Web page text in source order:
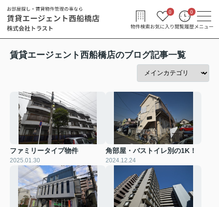
物件検索お気に入り
0
閲覧履歴
0
メニュー
賃貸エージェント西船橋店のブログ記事一覧
ファミリータイプ物件
2025.01.30
角部屋・バストイレ別の1K！
2024.12.24